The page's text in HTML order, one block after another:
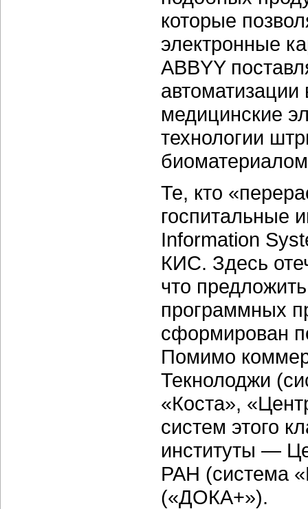
которые
электронные
ABBYY
медицинские
технологии
Те, кто
госпитальные
Information
КИС. Здесь
что
программных
сформирован
Помимо
Текнолоджи
«Коста»,
систем этого
институты —
РАН (система
(«ДОКА+»).